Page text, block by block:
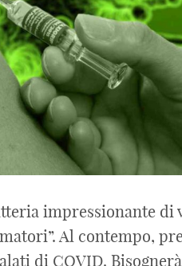
impressionante di
Al contempo,
di COVID.